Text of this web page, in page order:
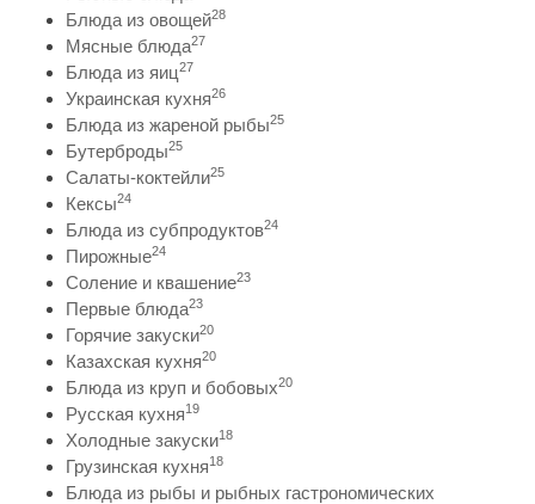
Блюда из овощей28
Мясные блюда27
Блюда из яиц27
Украинская кухня26
Блюда из жареной рыбы25
Бутерброды25
Салаты-коктейли25
Кексы24
Блюда из субпродуктов24
Пирожные24
Соление и квашение23
Первые блюда23
Горячие закуски20
Казахская кухня20
Блюда из круп и бобовых20
Русская кухня19
Холодные закуски18
Грузинская кухня18
Блюда из рыбы и рыбных гастрономических